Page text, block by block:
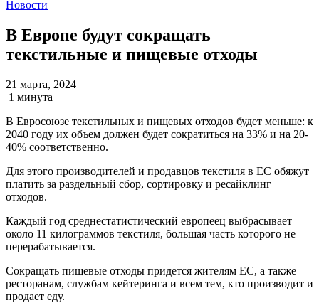
Новости
В Европе будут сокращать
текстильные и пищевые отходы
21 марта, 2024
1 минута
В Евросоюзе текстильных и пищевых отходов будет меньше: к
2040 году их объем должен будет сократиться на 33% и на 20-
40% соответственно.
Для этого производителей и продавцов текстиля в ЕС обяжут
платить за раздельный сбор, сортировку и ресайклинг
отходов.
Каждый год среднестатистический европеец выбрасывает
около 11 килограммов текстиля, большая часть которого не
перерабатывается.
Сокращать пищевые отходы придется жителям ЕС, а также
ресторанам, службам кейтеринга и всем тем, кто производит и
продает еду.